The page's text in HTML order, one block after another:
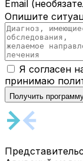
Email
Опишите
Я согласен
принимаю
Получить